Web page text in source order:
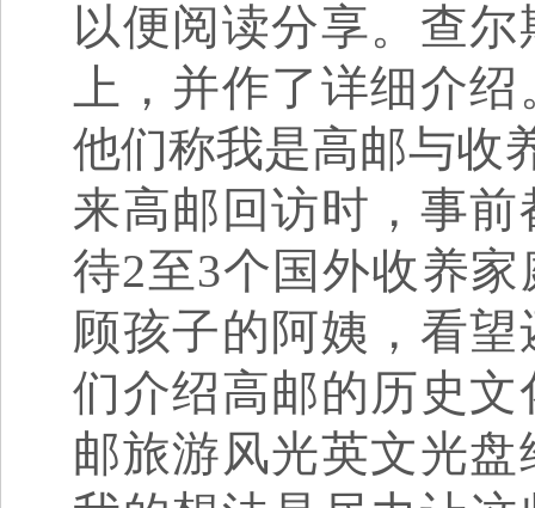
以便阅读分享。查
上，并作了详细介
他们称我是高邮与收
来高邮回访时，事
待2至3个国外收养
顾孩子的阿姨，看
们介绍高邮的历史
邮旅游风光英文光